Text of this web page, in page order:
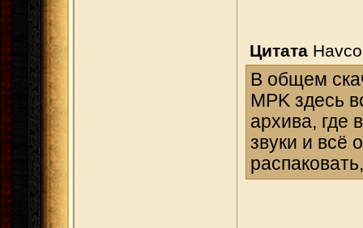
Цитата
В общем
MPK здесь
архива, где
звуки и всё